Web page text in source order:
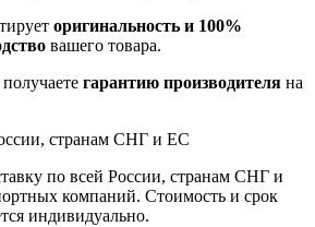
оригинальность и 100%
вашего товара.
гарантию производителя на
странам СНГ и ЕС
по всей России, странам СНГ и
компаний. Стоимость и срок
индивидуально.